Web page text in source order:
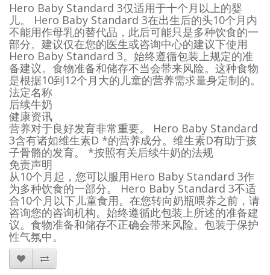
Hero Baby Standard 3仅适用于十个月以上的婴
儿。 Hero Baby Standard 3在出生后的头10个月内
不能用作母乳的替代品，此后可能只是多种饮食的一
部分。建议仅在您的医生或咨询中心的建议下使用
Hero Baby Standard 3。始终遵循包装上规定的准
备建议。食物准备和储存不当会带来风险。这种食物
是根据10到12个月大的儿童的营养需求量身定制的。
法定名称
后续牛奶
健康资讯
营养对于良好发育非常重要。 Hero Baby Standard
3含有诸如维生素D *的营养成分。维生素D有助于孩
子骨骼的发育。 *按照有关后续牛奶的法规
免责声明
从10个月起，您可以服用Hero Baby Standard 3作
为多种饮食的一部分。 Hero Baby Standard 3不适
合10个月以下儿童食用。在您转向奶瓶喂养之前，请
咨询您的咨询机构。始终遵循此包装上所述的准备建
议。食物准备和储存不正确会带来风险。包装于保护
性气氛中。